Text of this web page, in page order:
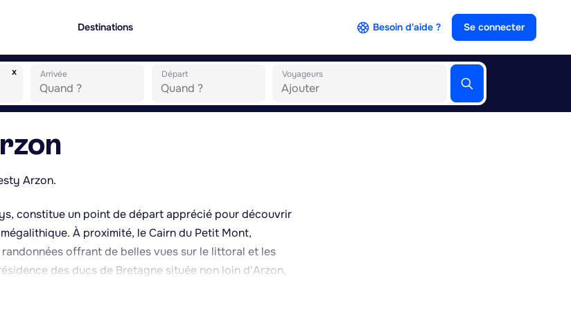
Destinations Besoin d'aide ? Se connecter
x Arrivée Départ Voyageurs
Arzon.
constitue un point de départ apprécié pour découvrir
À proximité, le Cairn du Petit Mont,
offrant de belles vues sur le littoral et les
des ducs de Bretagne située non loin d'Arzon,